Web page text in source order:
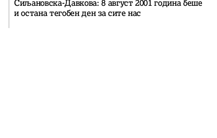
Сиљановска-Давкова: 8 август 2001 година беше
и остана тегобен ден за сите нас